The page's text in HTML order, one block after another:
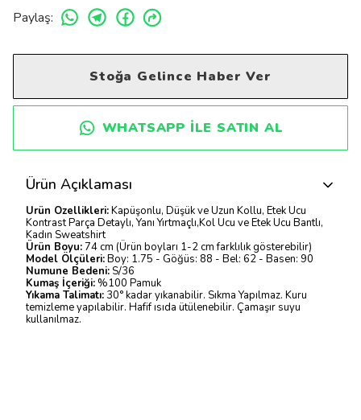
Paylaş:
Stoğa Gelince Haber Ver
WHATSAPP ILE SATIN AL
Ürün Açıklaması
Ürün Özellikleri:Kapüşonlu, Düşük ve Uzun Kollu, Etek Ucu
Kontrast Parça Detaylı, Yanı Yırtmaçlı,Kol Ucu ve Etek Ucu Bantlı,
Kadın Sweatshirt
Ürün Boyu:74 cm (Ürün boyları 1-2 cm farklılık gösterebilir)
Model Ölçüleri:Boy: 1.75 - Göğüs: 88 - Bel: 62 - Basen: 90
Numune Bedeni: S/36
Kumaş İçeriği: %100 Pamuk
Yıkama Talimatı:30° kadar yıkanabilir. Sıkma Yapılmaz. Kuru
temizleme yapılabilir. Hafif ısıda ütülenebilir. Çamaşır suyu
kullanılmaz.